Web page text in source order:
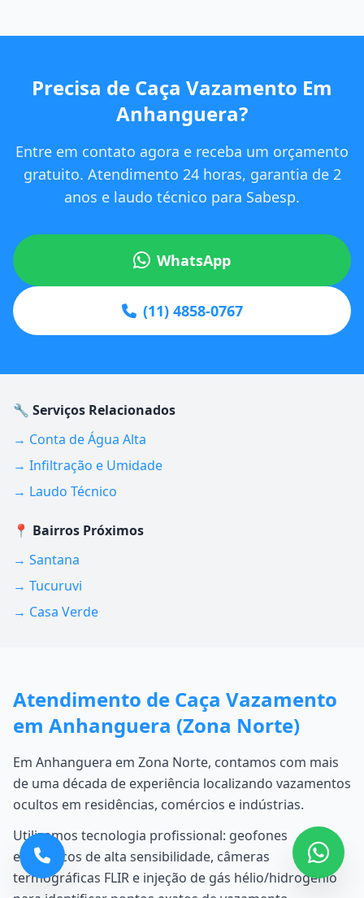
Precisa de Caça Vazamento Em
Anhanguera?
Entre em contato agora e receba um orçamento
gratuito. Atendimento 24 horas, garantia de 2
anos e laudo técnico para Sabesp.
WhatsApp
(11) 4858-0767
🔧 Serviços Relacionados
→ Conta de Água Alta
→ Infiltração e Umidade
→ Laudo Técnico
📍 Bairros Próximos
→ Santana
→ Tucuruvi
→ Casa Verde
Atendimento de Caça Vazamento
em Anhanguera (Zona Norte)
Em Anhanguera em Zona Norte, contamos com mais
de uma década de experiência localizando vazamentos
ocultos em residências, comércios e indústrias.
Utilizamos tecnologia profissional: geofones
eletrônicos de alta sensibilidade, câmeras
termográficas FLIR e injeção de gás hélio/hidrogênio